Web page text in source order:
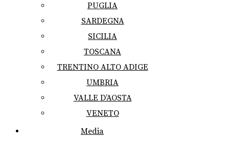
PUGLIA
SARDEGNA
SICILIA
TOSCANA
TRENTINO ALTO ADIGE
UMBRIA
VALLE D’AOSTA
VENETO
Media